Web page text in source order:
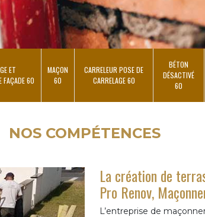
ET
FAÇADE 60
MAÇON
60
CARRELEUR POSE DE
CARRELAGE 60
BÉTON
DÉSACTIVÉ
60
NOS COMPÉTENCES
La création de
Pro Renov,
L’entreprise de